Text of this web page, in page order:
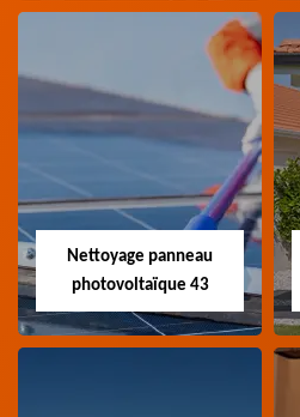
Couvreur
charpentier 43
Artisan couvreur
charpentier 43 Haute-
Nettoyage panneau
photovoltaïque 43